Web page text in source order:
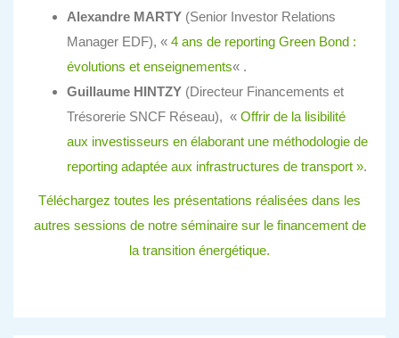
Alexandre MARTY (Senior Investor Relations
Manager EDF), « 4 ans de reporting Green Bond :
évolutions et enseignements« .
Guillaume HINTZY (Directeur Financements et
Trésorerie SNCF Réseau), « Offrir de la lisibilité
aux investisseurs en élaborant une méthodologie de
reporting adaptée aux infrastructures de transport ».
Téléchargez toutes les présentations réalisées dans les
autres sessions de notre séminaire sur le financement de
la transition énergétique.